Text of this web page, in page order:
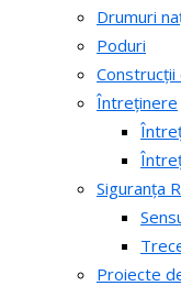
Drumuri
Poduri
Construcții
Întreținere
Siguranța
Proiecte